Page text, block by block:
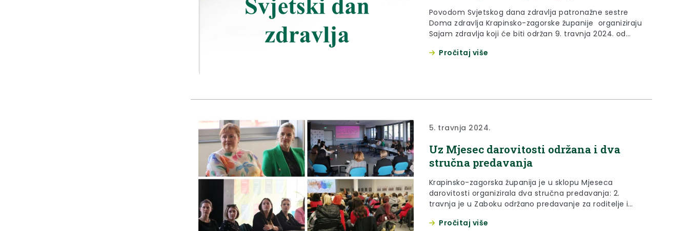
Povodom Svjetskog dana zdravlja patronažne sestre
Doma zdravlja Krapinsko-zagorske županije organiziraju
Sajam zdravlja koji će biti održan 9. travnja 2024. od
Đalskoga u Zaboku s ciljem promicanja zdravlja,
Pročitaj više
5. travnja 2024.
Uz Mjesec darovitosti održana i dva
stručna predavanja
Krapinsko-zagorska županija je u sklopu Mjeseca
darovitosti organizirala dva stručna predavanja: 2.
travnja je u Zaboku održano predavanje za roditelje i
iznimna djeca“, a 5. travnja u Krapini interaktivno
Pročitaj više